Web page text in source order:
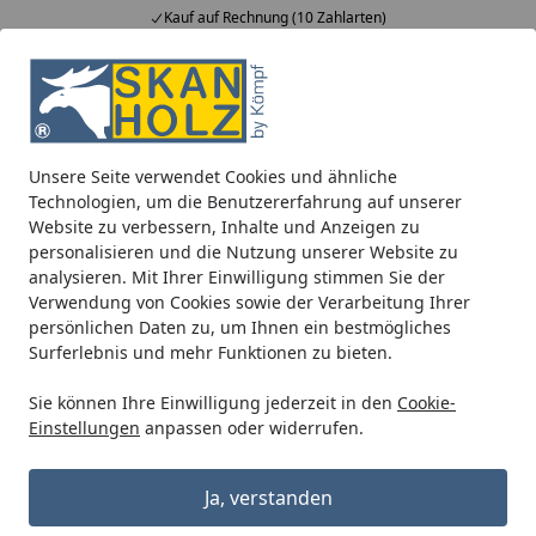
Unsere Seite verwendet Cookies und ähnliche
Technologien, um die Benutzererfahrung auf unserer
Website zu verbessern, Inhalte und Anzeigen zu
personalisieren und die Nutzung unserer Website zu
analysieren. Mit Ihrer Einwilligung stimmen Sie der
Verwendung von Cookies sowie der Verarbeitung Ihrer
persönlichen Daten zu, um Ihnen ein bestmögliches
Surferlebnis und mehr Funktionen zu bieten.
Sie können Ihre Einwilligung jederzeit in den Cookie-
Einstellungen anpassen oder widerrufen.
Ja, verstanden
Kauf auf Rechnung (10 Zahlarten)
Alle Produkte
Mein Konto
Suchen
Startseite
Skan Holz Fensterläden für Gartenhäuser Doppelfenster
Skan Holz Fensterläden für
Gartenhäuser Doppelfenster